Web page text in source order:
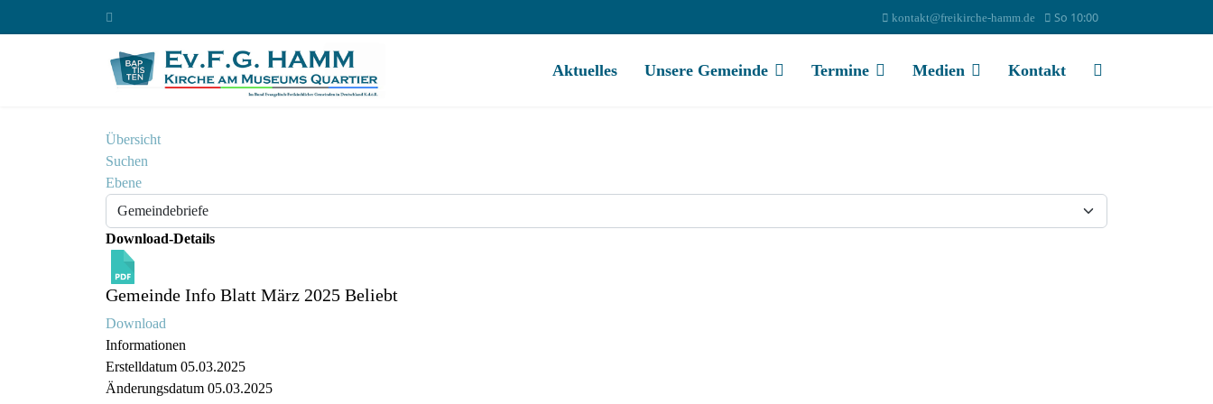
kontakt@freikirche-hamm.de So 10:00
Aktuelles Unsere Gemeinde Termine Medien Kontakt
Übersicht
Suchen
Ebene
Download-Details
Gemeinde Info Blatt März 2025 Beliebt
Download
Informationen
Erstelldatum 05.03.2025
Änderungsdatum 05.03.2025